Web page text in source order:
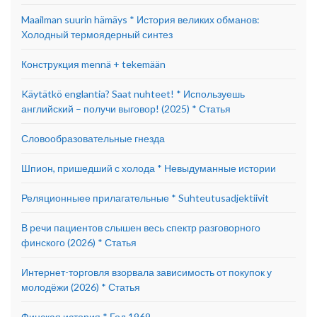
Maailman suurin hämäys * История великих обманов:
Холодный термоядерный синтез
Конструкция mennä + tekemään
Käytätkö englantia? Saat nuhteet! * Используешь
английский – получи выговор! (2025) * Статья
Словообразовательные гнезда
Шпион, пришедший с холода * Невыдуманные истории
Реляционныее прилагательные * Suhteutusadjektiivit
В речи пациентов слышен весь спектр разговорного
финского (2026) * Статья
Интернет-торговля взорвала зависимость от покупок у
молодёжи (2026) * Статья